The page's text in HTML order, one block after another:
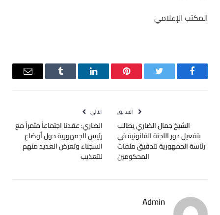
المكتب الإعلامي
فيسبوك تويتر بينتيريستلينكدإن Tumblr
البريد
السابق
الشيخ جمال الضاري يطالب
بتفعيل دور اللجنة القانونية في
رئاسة الجمهورية لتدقيق ملفات
المحكومين
التالي
الضاري: عقدنا اجتماعاً مثمراً مع
رئيس الجمهورية حول أوضاع
السجناء وتعرض العديد منهم
للتعذيب
Admin